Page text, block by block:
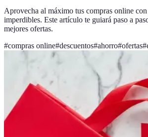
Aprovecha al máximo tus compras online con
imperdibles. Este artículo te guiará paso a
mejores ofertas.
#compras online#descuentos#ahorro#ofertas#